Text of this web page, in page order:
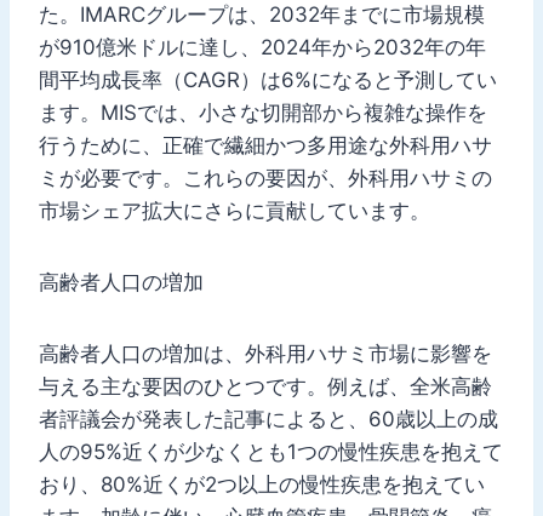
た。IMARCグループは、2032年までに市場規模
が910億米ドルに達し、2024年から2032年の年
間平均成長率（CAGR）は6%になると予測してい
ます。MISでは、小さな切開部から複雑な操作を
行うために、正確で繊細かつ多用途な外科用ハサ
ミが必要です。これらの要因が、外科用ハサミの
市場シェア拡大にさらに貢献しています。
高齢者人口の増加
高齢者人口の増加は、外科用ハサミ市場に影響を
与える主な要因のひとつです。例えば、全米高齢
者評議会が発表した記事によると、60歳以上の成
人の95%近くが少なくとも1つの慢性疾患を抱えて
おり、80%近くが2つ以上の慢性疾患を抱えてい